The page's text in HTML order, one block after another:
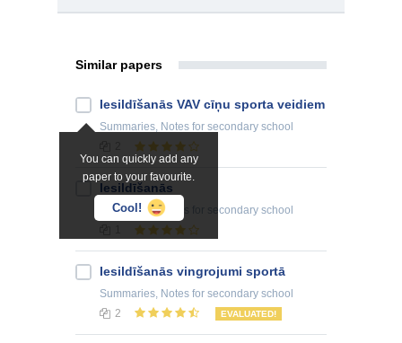
Similar papers
You can quickly add any
paper to your favourite.
Cool!
Iesildīšanās VAV cīņu sporta veidiem
Summaries, Notes for secondary school
Iesildīšanās
Summaries, Notes
for secondary school
Iesildīšanās vingrojumi sportā
Summaries, Notes for secondary school
2
EVALUATED!